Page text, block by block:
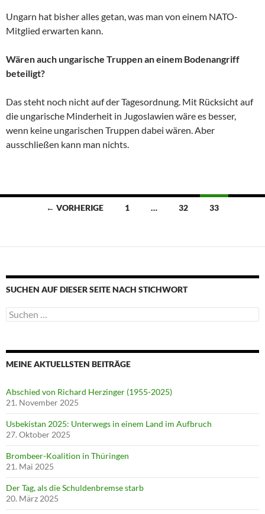
Ungarn hat bisher alles getan, was man von einem NATO-
Mitglied erwarten kann.
Wären auch ungarische Truppen an einem Bodenangriff
beteiligt?
Das steht noch nicht auf der Tagesordnung. Mit Rücksicht auf
die ungarische Minderheit in Jugoslawien wäre es besser,
wenn keine ungarischen Truppen dabei wären. Aber
ausschließen kann man nichts.
Beitragsnavigation
← VORHERIGE 1 … 32 33
SUCHEN AUF DIESER SEITE NACH STICHWORT
Suche
nach:
MEINE AKTUELLSTEN BEITRÄGE
Abschied von Richard Herzinger (1955-2025)
21. November 2025
Usbekistan 2025: Unterwegs in einem Land im Aufbruch
27. Oktober 2025
Brombeer-Koalition in Thüringen
21. Mai 2025
Der Tag, als die Schuldenbremse starb
20. März 2025